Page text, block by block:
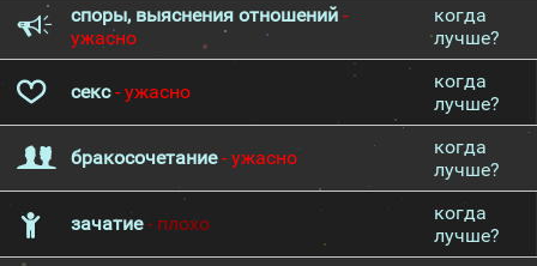
споры, выяснения отношений -
ужасно
когда
лучше?
секс- ужасно
когда
лучше?
бракосочетание- ужасно
когда
лучше?
зачатие- плохо
когда
лучше?